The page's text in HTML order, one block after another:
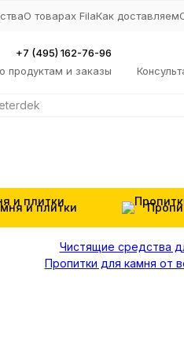
О товарах FilaКак доставляем
+7 (495) 162-76-96
продуктам и заказы
и плитки
Чистящие средства
Пропитки для камня от